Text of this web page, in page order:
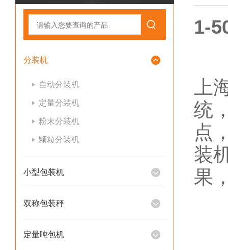
分装机
自动分装机
定量分装机
粉末分装机
颗粒分装机
小型包装机
双称包装秤
定量吨包机
1-
上
统
点
装
果